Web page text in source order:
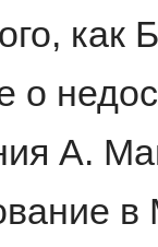
как
о
А.
в